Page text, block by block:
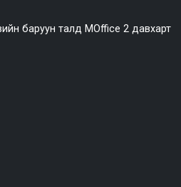
баруун талд MOffice 2 давхарт